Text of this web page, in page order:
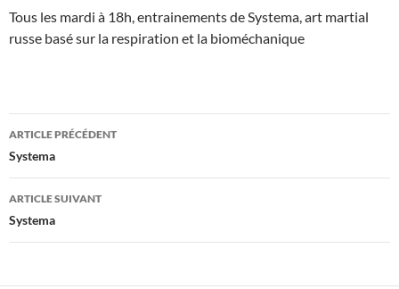
Tous les mardi à 18h, entrainements de Systema, art martial
russe basé sur la respiration et la bioméchanique
Navigation
des
articles
ARTICLE PRÉCÉDENT
Systema
ARTICLE SUIVANT
Systema